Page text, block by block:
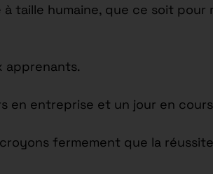
taille humaine, que ce soit
apprenants.
en entreprise et un jour en
croyons fermement que la